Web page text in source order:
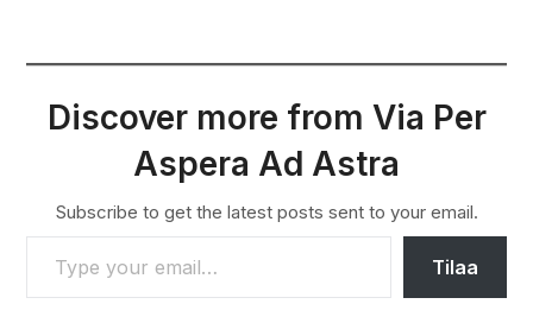
Discover more from Via Per
Aspera Ad Astra
Subscribe to get the latest posts sent to your email.
TYPE YOUR EMAIL…
Tilaa